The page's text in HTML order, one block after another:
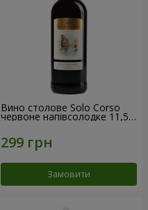
Вино столове Solo Corso
червоне напівсолодке 11,5%
0,75 л
Замовити